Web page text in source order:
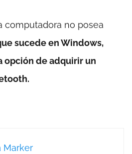
computadora no posea
sucede en Windows,
opción de adquirir un
Marker